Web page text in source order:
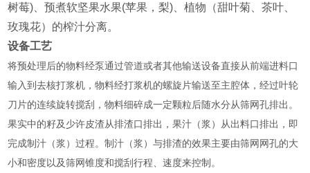
树莓)、预煮软坚果水果(苹果，梨)、植物（甜叶菊、茶叶、
玫瑰花）的榨汁分离。
设备工艺
将预处理后的物料经泵通过管道或者其他输送设备直接从前端进料口
输入到去核打浆机，物料经打浆机的螺旋片输送至主腔体，经过叶轮
刀片的连续旋转搅刮，物料细碎成一定颗粒后随水分从筛网孔排出。
果实中的籽及少许皮渣从排渣口排出，果汁（浆）从出料口排出，即
完成制汁（浆）过程。制汁（浆）与排渣的效果主要由筛网网孔的大
小和密度以及筛网锥度和搅刮行程、速度来控制。